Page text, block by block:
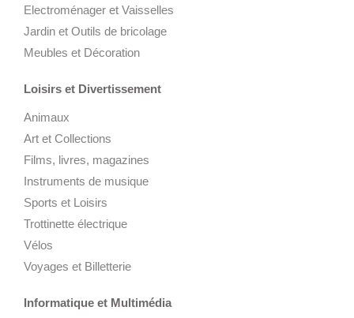
Electroménager et Vaisselles
Jardin et Outils de bricolage
Meubles et Décoration
Loisirs et Divertissement
Animaux
Art et Collections
Films, livres, magazines
Instruments de musique
Sports et Loisirs
Trottinette électrique
Vélos
Voyages et Billetterie
Informatique et Multimédia